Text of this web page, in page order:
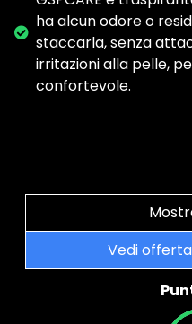
ha alcun odore o
staccarla, senza
irritazioni alla pelle,
confortevole.
Vedi